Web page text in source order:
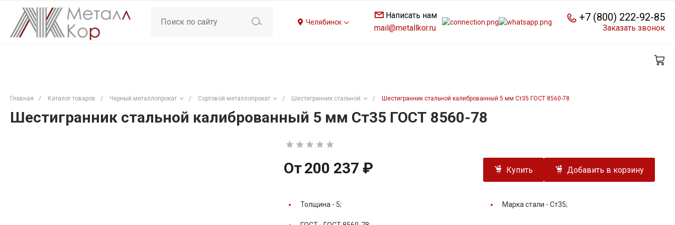
Челябинск
Написать нам
mail@metallkor.ru
+7 (800) 222-92-85
Заказать звонок
Главная / Каталог товаров / Черный металлопрокат / Сортовой металлопрокат / Шестигранник стальной / Шестигранник стальной калиброванный 5 мм Ст35 ГОСТ 8560-78
Шестигранник стальной калиброванный 5 мм Ст35 ГОСТ 8560-78
От200 237 ₽ Купить Добавить в корзину
Толщина - 5; Марка стали - Ст35;